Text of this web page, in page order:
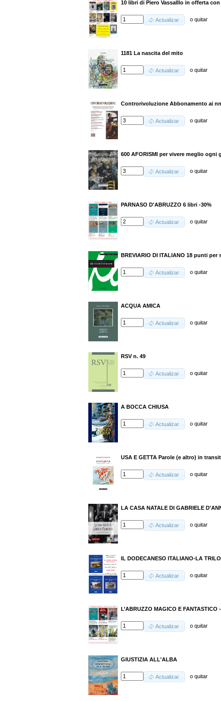
10 libri di Piero Vassalllo in offerta
Actualizar oquitar
1181 La nascita del mito
Actualizar oquitar
Controrivoluzione Abbonamento ai
Actualizar oquitar
600 AFORISMI per vivere meglio ogni
Actualizar oquitar
PARNASO D'ABRUZZO 6 libri -30%
Actualizar oquitar
BREVIARIO DI ITALIANO 18 punti per
Actualizar oquitar
ACQUA AMICA
Actualizar oquitar
RSV n. 49
Actualizar oquitar
A BOCCA CHIUSA
Actualizar oquitar
USA E GETTA Parole (e altro) in
Actualizar oquitar
LA CASA NATALE DI GABRIELE
Actualizar oquitar
IL DODECANESO ITALIANO-LA
Actualizar oquitar
L’ABRUZZO MAGICO E FANTASTICO
Actualizar oquitar
GIUSTIZIA ALL'ALBA
Actualizar oquitar